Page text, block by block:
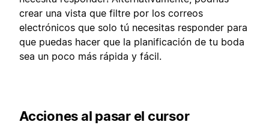
crear una vista que filtre por los correos
electrónicos que solo tú necesitas responder para
que puedas hacer que la planificación de tu boda
sea un poco más rápida y fácil.
Acciones al pasar el cursor